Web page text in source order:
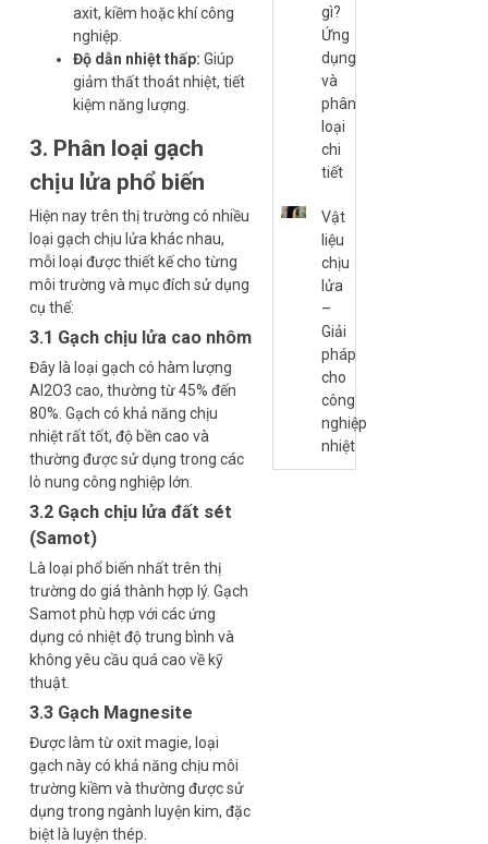
axit, kiềm hoặc khí công
nghiệp.
Độ dẫn nhiệt thấp: Giúp
giảm thất thoát nhiệt, tiết
kiệm năng lượng.
3. Phân loại gạch
chịu lửa phổ biến
Hiện nay trên thị trường có nhiều
loại gạch chịu lửa khác nhau,
mỗi loại được thiết kế cho từng
môi trường và mục đích sử dụng
cụ thể:
3.1 Gạch chịu lửa cao nhôm
Đây là loại gạch có hàm lượng
Al2O3 cao, thường từ 45% đến
80%. Gạch có khả năng chịu
nhiệt rất tốt, độ bền cao và
thường được sử dụng trong các
lò nung công nghiệp lớn.
3.2 Gạch chịu lửa đất sét
(Samot)
Là loại phổ biến nhất trên thị
trường do giá thành hợp lý. Gạch
Samot phù hợp với các ứng
dụng có nhiệt độ trung bình và
không yêu cầu quá cao về kỹ
thuật.
3.3 Gạch Magnesite
Được làm từ oxit magie, loại
gạch này có khả năng chịu môi
trường kiềm và thường được sử
dụng trong ngành luyện kim, đặc
biệt là luyện thép.
gì?
Ứng
dụng
và
phân
loại
chi
tiết
Vật
liệu
chịu
lửa
–
Giải
pháp
cho
công
nghiệp
nhiệt